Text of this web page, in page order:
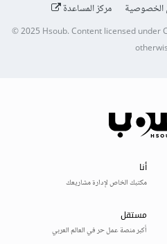
الخصوصية مركز المساعدة
© 2025Hsoub.Content licensed under